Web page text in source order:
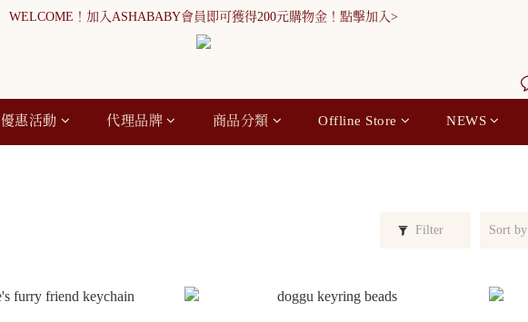
WELCOME！加入ASHABABY會員即可獲得200元購物金！點擊加入>
WELCOME！加入ASHABABY會員即可獲得200元購物金！點擊加入>
全館消費滿900元免運
優惠活動 代理品牌 商品分類 Offline Store NEWS
Filter Sort by